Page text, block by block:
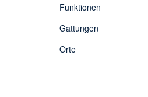
Funktionen
Gattungen
Orte